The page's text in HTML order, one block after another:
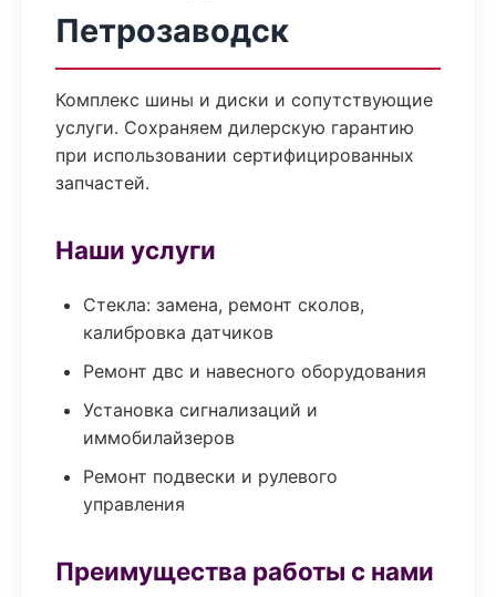
Петрозаводск
Комплекс шины и диски и сопутствующие
услуги. Сохраняем дилерскую гарантию
при использовании сертифицированных
запчастей.
Наши услуги
Стекла: замена, ремонт сколов,
калибровка датчиков
Ремонт двс и навесного оборудования
Установка сигнализаций и
иммобилайзеров
Ремонт подвески и рулевого
управления
Преимущества работы с нами